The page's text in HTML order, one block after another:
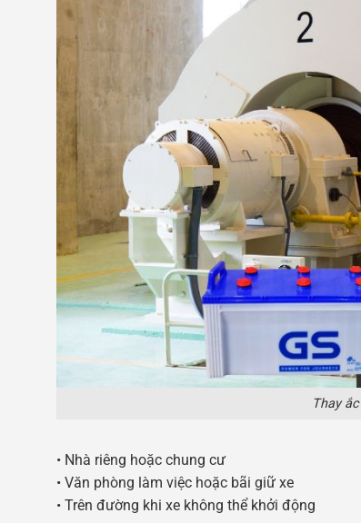
Thay
• Nhà riêng hoặc chung cư
• Văn phòng làm việc hoặc bãi giữ xe
• Trên đường khi xe không thể khởi động